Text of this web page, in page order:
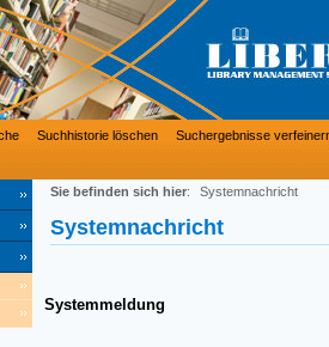
Suchhistorie löschen Suchergebnisse
Sie befinden sich hier: Systemnachricht
Systemnachricht
Systemmeldung